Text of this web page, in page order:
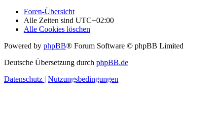
Foren-Übersicht
Alle Zeiten sind UTC+02:00
Alle Cookies löschen
Powered by phpBB® Forum Software © phpBB Limited
Deutsche Übersetzung durch phpBB.de
Datenschutz | Nutzungsbedingungen